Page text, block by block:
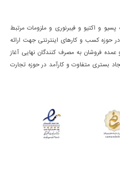
و اکتیو و فیبرنوری و ملزومات مرتبط
حوزه کسب ‌و کارهای اینترنتی جهت ارائه
عمده فروشان به مصرف کنندگان نهایی آغاز
بستری متفاوت و کارآمد در حوزه تجارت